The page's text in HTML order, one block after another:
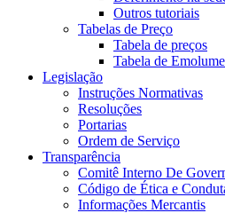
Outros tutoriais
Tabelas de Preço
Tabela de preços
Tabela de
Legislação
Instruções Normativas
Resoluções
Portarias
Ordem de Serviço
Transparência
Comitê Interno De
Código de Ética e
Informações Mercantis